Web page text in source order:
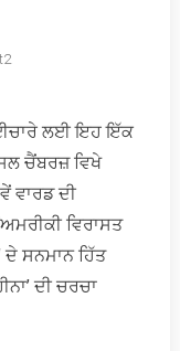
ਲਈ ਇਹ ਇੱਕ
ਚੈਂਬਰਜ਼ ਵਿਖੇ
ਵਾਰਡ ਦੀ
ਵਿਰਾਸਤ
ਸਨਮਾਨ ਹਿੱਤ
ਦੀ ਚਰਚਾ